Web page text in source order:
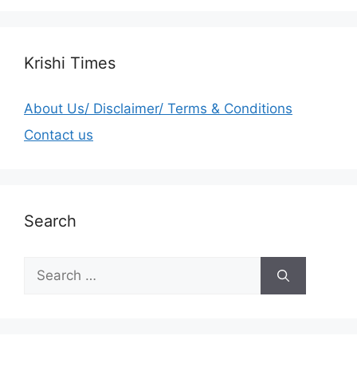
Krishi Times
About Us/ Disclaimer/ Terms & Conditions
Contact us
Search